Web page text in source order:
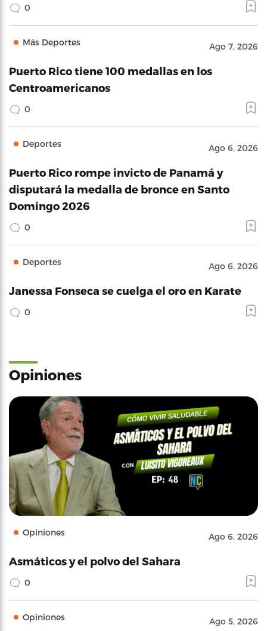
0
Más Deportes Ago 7, 2026
Puerto Rico tiene 100 medallas en los
Centroamericanos
0
Deportes Ago 6, 2026
Puerto Rico rompe invicto de Panamá y
disputará la medalla de bronce en Santo
Domingo 2026
0
Deportes Ago 6, 2026
Janessa Fonseca se cuelga el oro en Karate
0
Opiniones
Opiniones Ago 6, 2026
Asmáticos y el polvo del Sahara
0
Opiniones Ago 5, 2026